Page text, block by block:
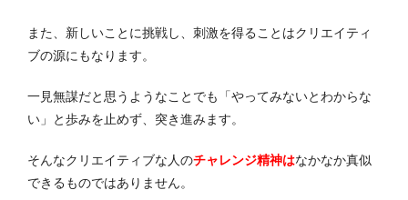
また、新しいことに挑戦し、刺激を得ることはクリエイティ
ブの源にもなります。
一見無謀だと思うようなことでも「やってみないとわからな
い」と歩みを止めず、突き進みます。
そんなクリエイティブな人のチャレンジ精神はなかなか真似
できるものではありません。